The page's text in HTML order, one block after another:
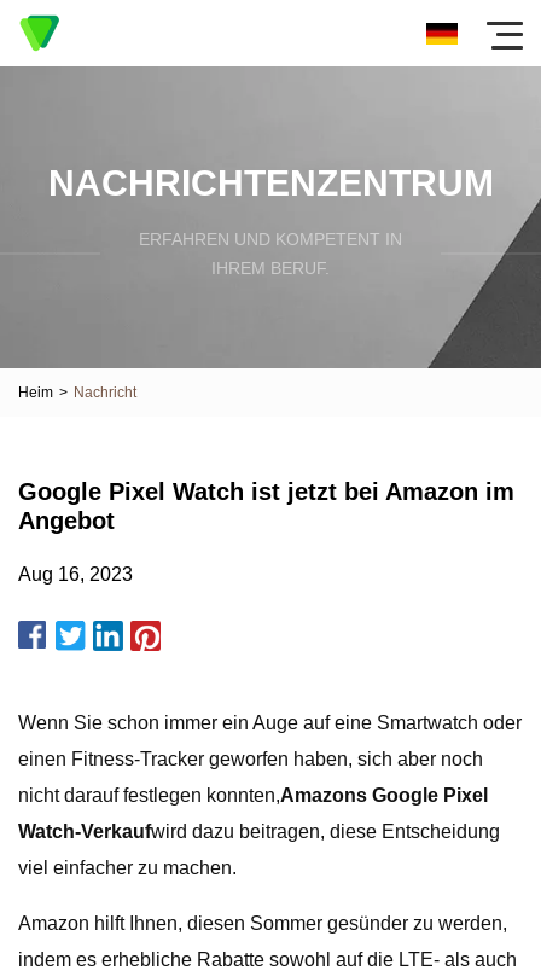
NACHRICHTENZENTRUM
ERFAHREN UND KOMPETENT IN
IHREM BERUF.
Heim > Nachricht
Google Pixel Watch ist jetzt bei Amazon im
Angebot
Aug 16, 2023
Wenn Sie schon immer ein Auge auf eine Smartwatch oder
einen Fitness-Tracker geworfen haben, sich aber noch
nicht darauf festlegen konnten,Amazons Google Pixel
Watch-Verkaufwird dazu beitragen, diese Entscheidung
viel einfacher zu machen.
Amazon hilft Ihnen, diesen Sommer gesünder zu werden,
indem es erhebliche Rabatte sowohl auf die LTE- als auch